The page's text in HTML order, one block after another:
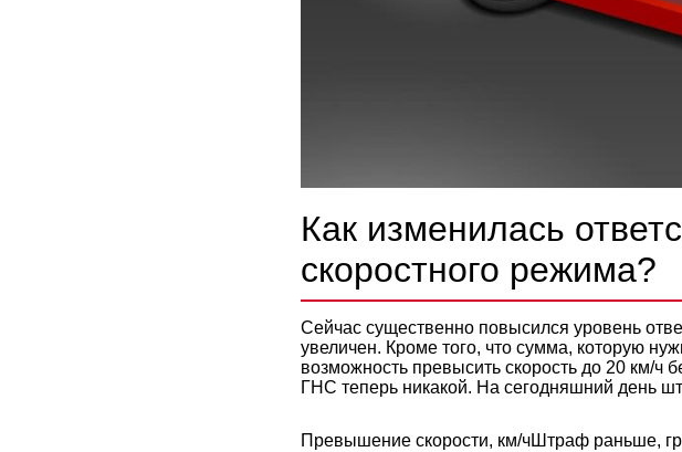
Как изменилась
скоростного режима?
Сейчас существенно повысился уровень
увеличен. Кроме того, что сумма, которую
возможность превысить скорость до 20 км/ч
ГНС теперь никакой. На сегодняшний день
Превышение скорости, км/чШтраф раньше,